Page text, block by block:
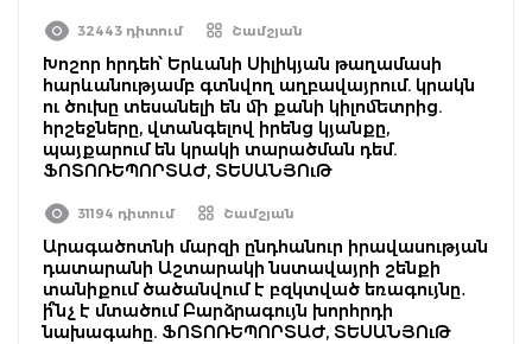
32443 դիտում Շամշյան
Խոշոր հրդեհ՝ Երևանի Սիլիկյան թաղամասի
հարևանությամբ գտնվող աղբավայրում. կրակն
ու ծուխը տեսանելի են մի քանի կիլոմետրից.
հրշեջները, վտանգելով իրենց կյանքը,
պայքարում են կրակի տարածման դեմ.
ՖՈՏՈՌԵՊՈՐՏԱԺ, ՏԵՍԱՆՅՈւԹ
31194 դիտում Շամշյան
Արագածոտնի մարզի ընդհանուր իրավասության
դատարանի Աշտարակի նստավայրի շենքի
տանիքում ծածանվում է բզկտված եռագույնը․
ի՞նչ է մտածում Բարձրագույն խորհրդի
նախագահը. ՖՈՏՈՌԵՊՈՐՏԱԺ, ՏԵՍԱՆՅՈւԹ